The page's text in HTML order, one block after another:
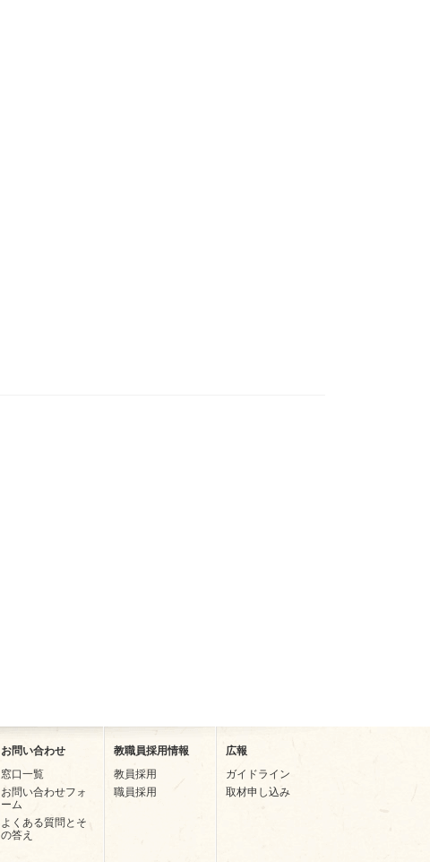
お問い合わせ
窓口一覧
お問い合わせフォ
ーム
よくある質問とそ
の答え
教職員採用情報
教員採用
職員採用
広報
ガイドライン
取材申し込み